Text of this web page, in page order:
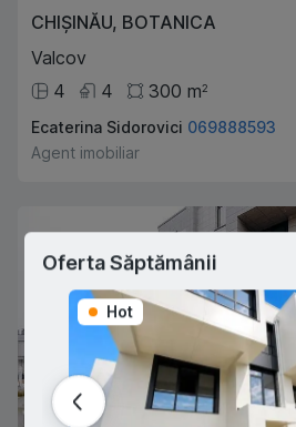
CHIȘINĂU, BOTANICA
Valcov
4
4 300 m2
Ecaterina Sidorovici 069888593
Agent imobiliar
Oferta Săptămânii
Hot